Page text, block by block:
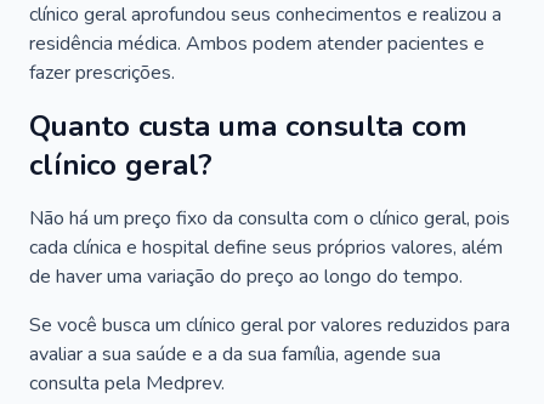
clínico geral aprofundou seus conhecimentos e realizou a
residência médica. Ambos podem atender pacientes e
fazer prescrições.
Quanto custa uma consulta com
clínico geral?
Não há um preço fixo da consulta com o clínico geral, pois
cada clínica e hospital define seus próprios valores, além
de haver uma variação do preço ao longo do tempo.
Se você busca um clínico geral por valores reduzidos para
avaliar a sua saúde e a da sua família, agende sua
consulta pela Medprev.